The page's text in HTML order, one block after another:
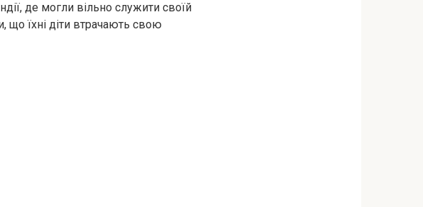
де могли вільно служити своїй
що їхні діти втрачають свою